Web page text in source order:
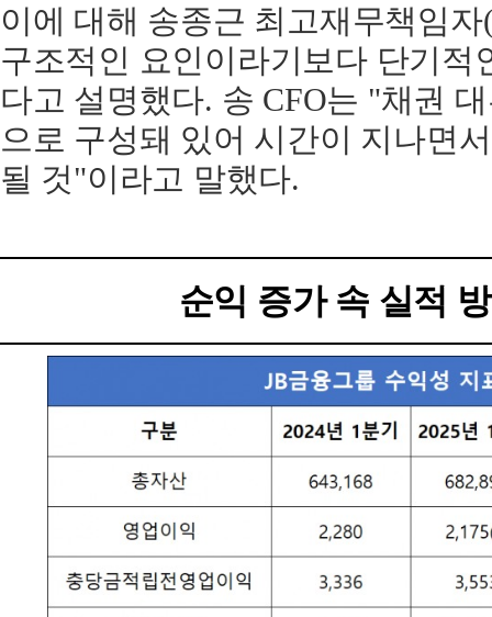
이에 대해 송종근 최고재무책임
구조적인 요인이라기보다 단기적
다고 설명했다. 송 CFO는 "채권
으로 구성돼 있어 시간이 지나면
될 것"이라고 말했다.
순익 증가 속 실적